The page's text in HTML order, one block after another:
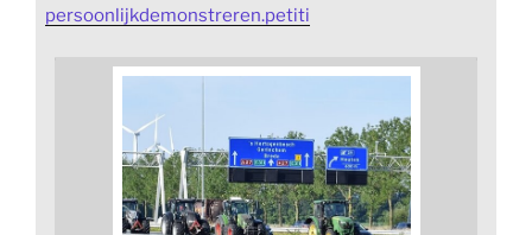
persoonlijkdemonstreren.petiti